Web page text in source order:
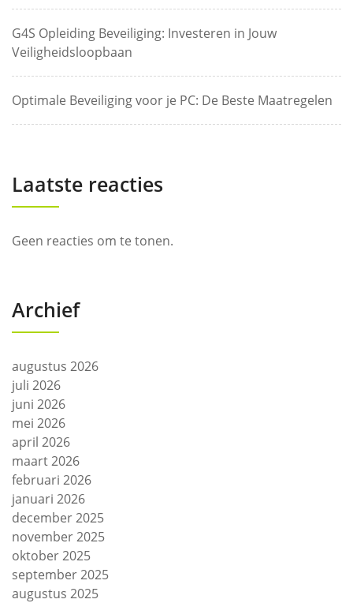
G4S Opleiding Beveiliging: Investeren in Jouw
Veiligheidsloopbaan
Optimale Beveiliging voor je PC: De Beste Maatregelen
Laatste reacties
Geen reacties om te tonen.
Archief
augustus 2026
juli 2026
juni 2026
mei 2026
april 2026
maart 2026
februari 2026
januari 2026
december 2025
november 2025
oktober 2025
september 2025
augustus 2025